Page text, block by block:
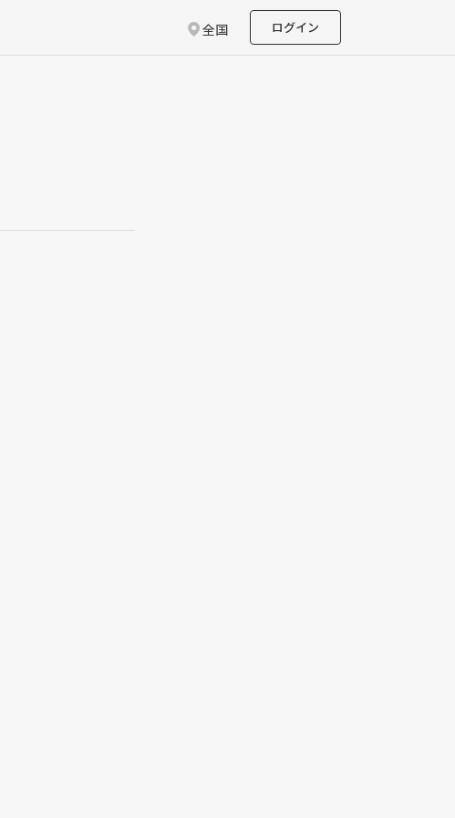
全国 ログイン